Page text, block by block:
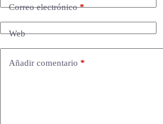
Correo electrónico*
Web
Añadir comentario *